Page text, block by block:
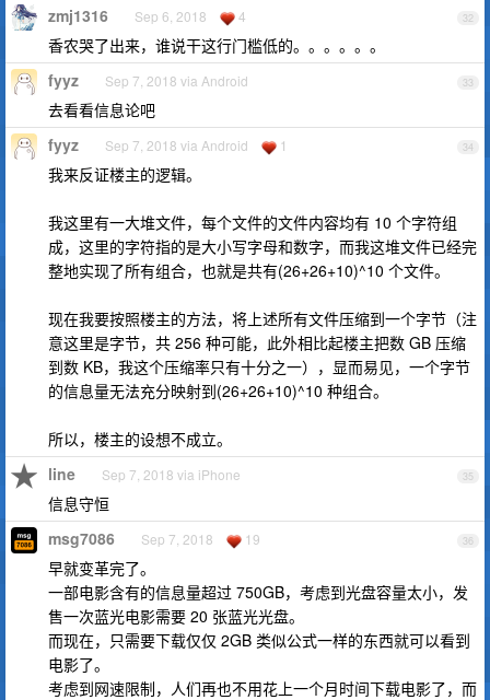
32
zmj1316 Sep 6, 2018 4
香农哭了出来，谁说干这行门槛低的。。。。。。
33
fyyz Sep 7, 2018 via Android
去看看信息论吧
34
fyyz Sep 7, 2018 via Android 1
我来反证楼主的逻辑。
我这里有一大堆文件，每个文件的文件内容均有 10 个字符组
成，这里的字符指的是大小写字母和数字，而我这堆文件已经完
整地实现了所有组合，也就是共有(26+26+10)^10 个文件。
现在我要按照楼主的方法，将上述所有文件压缩到一个字节（注
意这里是字节，共 256 种可能，此外相比起楼主把数 GB 压缩
到数 KB，我这个压缩率只有十分之一），显而易见，一个字节
的信息量无法充分映射到(26+26+10)^10 种组合。
所以，楼主的设想不成立。
35
line Sep 7, 2018 via iPhone
信息守恒
36
msg7086 Sep 7, 2018 19
早就变革完了。
一部电影含有的信息量超过 750GB，考虑到光盘容量太小，发
售一次蓝光电影需要 20 张蓝光光盘。
而现在，只需要下载仅仅 2GB 类似公式一样的东西就可以看到
电影了。
考虑到网速限制，人们再也不用花上一个月时间下载电影了，而